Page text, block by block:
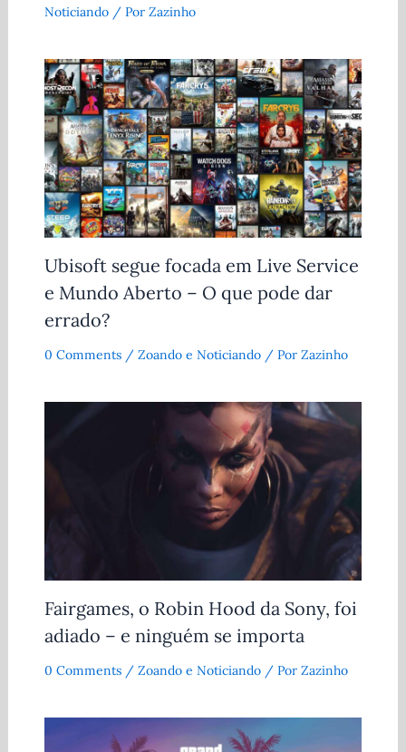
Noticiando/ Por Zazinho
Ubisoft segue focada em Live Service
e Mundo Aberto – O que pode dar
errado?
0 Comments / Zoando e Noticiando/ Por Zazinho
Fairgames, o Robin Hood da Sony, foi
adiado – e ninguém se importa
0 Comments / Zoando e Noticiando/ Por Zazinho